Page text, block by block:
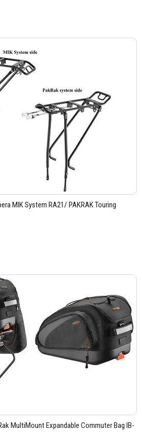
MIK System RA21/ PAKRAK Touring
MultiMount Expandable Commuter Bag IB-